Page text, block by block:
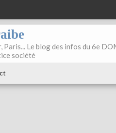
Paris... Le blog des infos du 6e
société